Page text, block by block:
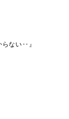
らない‥』